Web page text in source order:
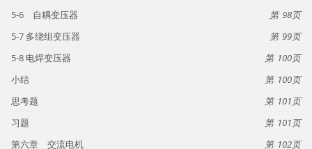
5-6 自耦变压器
98
5-7 多绕组变压器
99
5-8 电焊变压器
100
小结
100
思考题
101
习题
101
第六章 交流电机
102